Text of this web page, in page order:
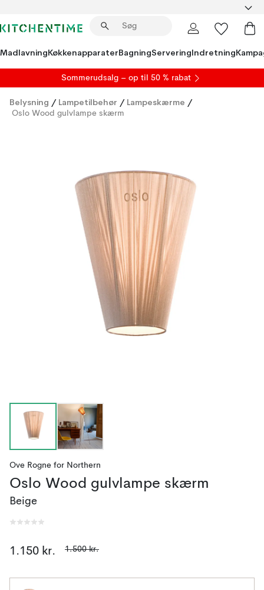
MadlavningKøkkenapparaterBagningServeringIndretning
Sommerudsalg – op til 50 % rabat
Belysning / Lampetilbehør / Lampeskærme /
Oslo Wood gulvlampe skærm
Ove Rogne for Northern
Oslo Wood gulvlampe skærm
Beige
1.150 kr. 1.500 kr.